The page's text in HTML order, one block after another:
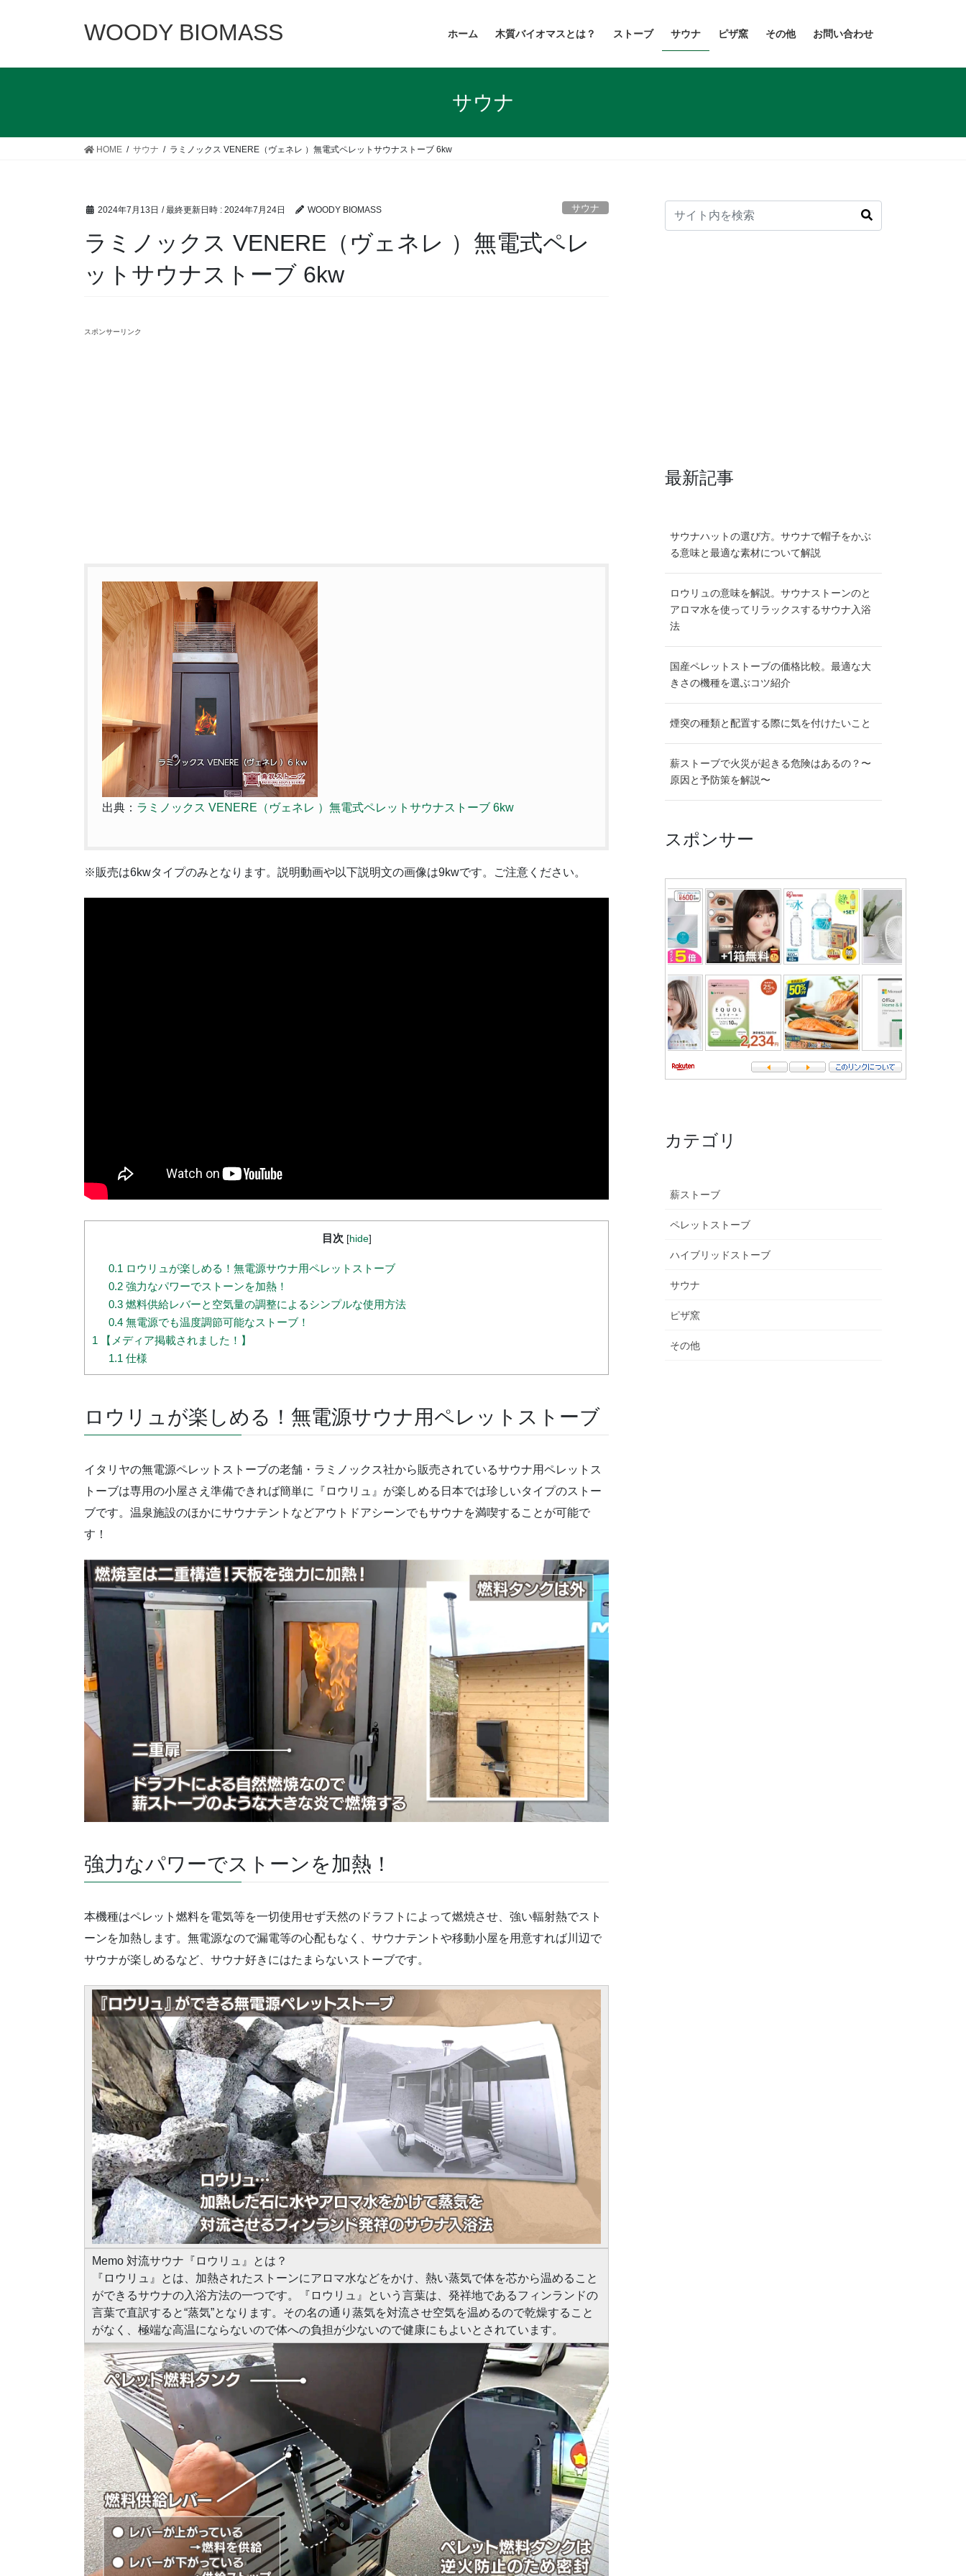
WOODY BIOMASS ホーム 木質バイオマスとは？ ストーブ サウナ ピザ窯 その他 お問い合わせ
サウナ
HOME サウナ ラミノックス VENERE（ヴェネレ ）無電式ペレットサウナストーブ 6kw
2024年7月13日 / 最終更新日時 : 2024年7月24日 WOODY BIOMASS サウナ
ラミノックス VENERE（ヴェネレ ）無電式ペレ
ットサウナストーブ 6kw
スポンサーリンク
出典： ラミノックス VENERE（ヴェネレ ）無電式ペレットサウナストーブ 6kw
※販売は6kwタイプのみとなります。説明動画や以下説明文の画像は9kwです。ご注意ください。
目次 [hide]
0.1 ロウリュが楽しめる！無電源サウナ用ペレットストーブ
0.2強力なパワーでストーンを加熱！
0.3燃料供給レバーと空気量の調整によるシンプルな使用方法
0.4無電源でも温度調節可能なストーブ！
1 【メディア掲載されました！】
1.1 仕様
ロウリュが楽しめる！無電源サウナ用ペレットストーブ
イタリヤの無電源ペレットストーブの老舗・ラミノックス社から販売されているサウナ用ペレットス
トーブは専用の小屋さえ準備できれば簡単に『ロウリュ』が楽しめる日本では珍しいタイプのストー
ブです。温泉施設のほかにサウナテントなどアウトドアシーンでもサウナを満喫することが可能で
す！
強力なパワーでストーンを加熱！
本機種はペレット燃料を電気等を一切使用せず天然のドラフトによって燃焼させ、強い輻射熱でスト
ーンを加熱します。無電源なので漏電等の心配もなく、サウナテントや移動小屋を用意すれば川辺で
サウナが楽しめるなど、サウナ好きにはたまらないストーブです。
Memo 対流サウナ『ロウリュ』とは？
『ロウリュ』とは、加熱されたストーンにアロマ水などをかけ、熱い蒸気で体を芯から温めること
ができるサウナの入浴方法の一つです。『ロウリュ』という言葉は、発祥地であるフィンランドの
言葉で直訳すると“蒸気”となります。その名の通り蒸気を対流させ空気を温めるので乾燥すること
がなく、極端な高温にならないので体への負担が少ないので健康にもよいとされています。
最新記事
サウナハットの選び方。サウナで帽子をかぶ
る意味と最適な素材について解説
ロウリュの意味を解説。サウナストーンのと
アロマ水を使ってリラックスするサウナ入浴
法
国産ペレットストーブの価格比較。最適な大
きさの機種を選ぶコツ紹介
煙突の種類と配置する際に気を付けたいこと
薪ストーブで火災が起きる危険はあるの？〜
原因と予防策を解説〜
スポンサー
カテゴリ
薪ストーブ
ペレットストーブ
ハイブリッドストーブ
サウナ
ピザ窯
その他